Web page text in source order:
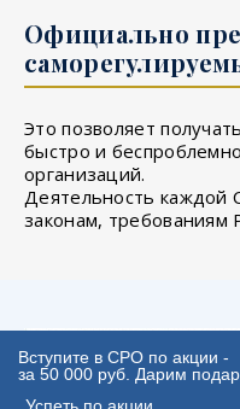
Вступите в СРО по акции -
за 50 000 руб. Дарим
Официально
Это позволяет
быстро и
организаций.
Деятельность каждой
законам,